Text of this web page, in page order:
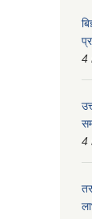
4
4